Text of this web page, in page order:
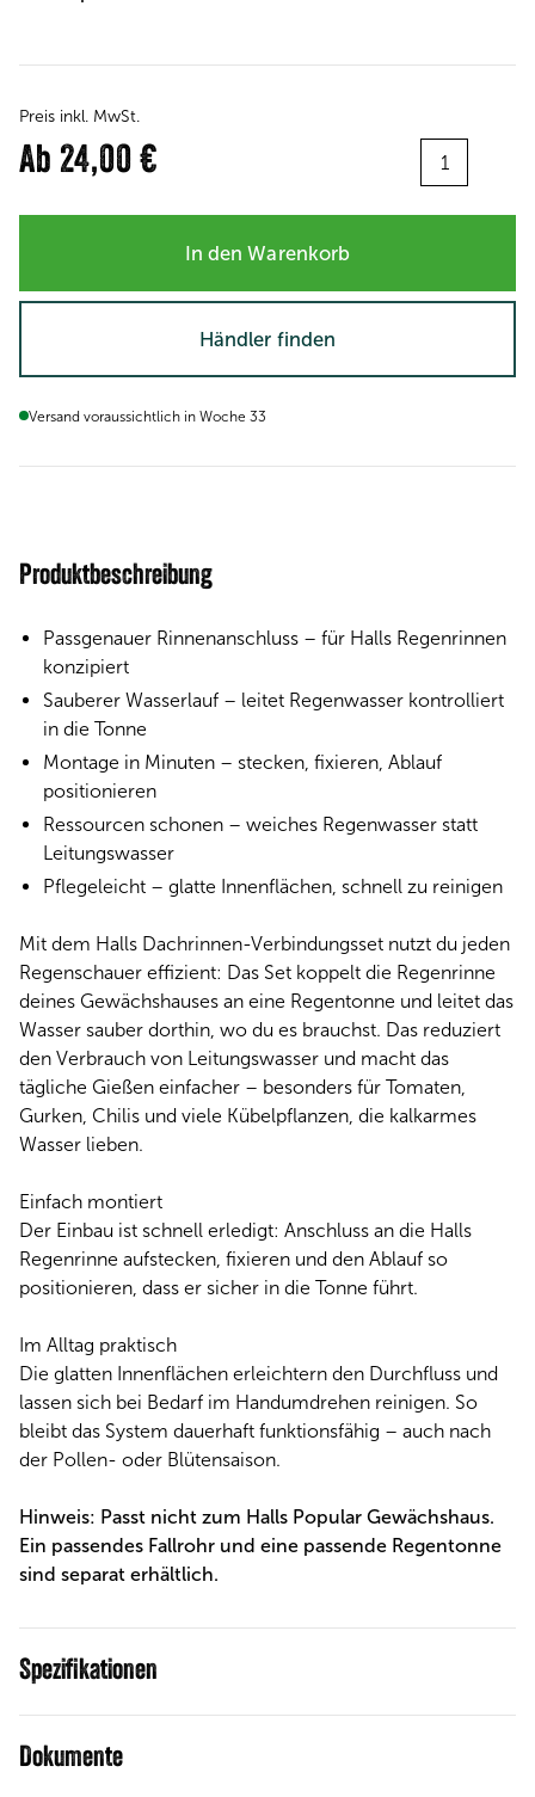
Preis inkl. MwSt.
Ab 24,00 €
In den Warenkorb
Händler finden
Versand voraussichtlich in Woche 33
Produktbeschreibung
Passgenauer Rinnenanschluss – für Halls Regenrinnen
konzipiert
Sauberer Wasserlauf – leitet Regenwasser kontrolliert
in die Tonne
Montage in Minuten – stecken, fixieren, Ablauf
positionieren
Ressourcen schonen – weiches Regenwasser statt
Leitungswasser
Pflegeleicht – glatte Innenflächen, schnell zu reinigen
Mit dem Halls Dachrinnen-Verbindungsset nutzt du jeden
Regenschauer effizient: Das Set koppelt die Regenrinne
deines Gewächshauses an eine Regentonne und leitet das
Wasser sauber dorthin, wo du es brauchst. Das reduziert
den Verbrauch von Leitungswasser und macht das
tägliche Gießen einfacher – besonders für Tomaten,
Gurken, Chilis und viele Kübelpflanzen, die kalkarmes
Wasser lieben.
Einfach montiert
Der Einbau ist schnell erledigt: Anschluss an die Halls
Regenrinne aufstecken, fixieren und den Ablauf so
positionieren, dass er sicher in die Tonne führt.
Im Alltag praktisch
Die glatten Innenflächen erleichtern den Durchfluss und
lassen sich bei Bedarf im Handumdrehen reinigen. So
bleibt das System dauerhaft funktionsfähig – auch nach
der Pollen- oder Blütensaison.
Hinweis: Passt nicht zum Halls Popular Gewächshaus.
Ein passendes Fallrohr und eine passende Regentonne
sind separat erhältlich.
Spezifikationen
Dokumente